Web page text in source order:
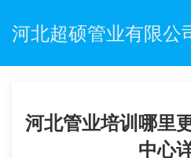
河北超硕管业有限公
河北管业培训哪里
中心